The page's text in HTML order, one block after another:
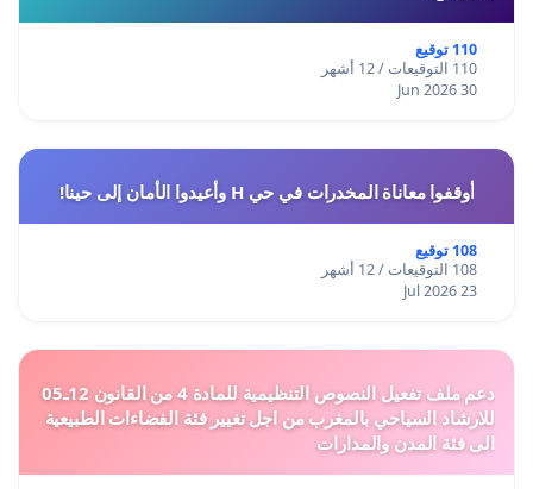
110 توقيع
110 التوقيعات / 12 أشهر
30 Jun 2026
أوقفوا معاناة المخدرات في حي H وأعيدوا الأمان إلى حينا!
108 توقيع
108 التوقيعات / 12 أشهر
23 Jul 2026
دعم ملف تفعيل النصوص التنظيمية للمادة 4 من القانون 12ـ05
للارشاد السياحي بالمغرب من اجل تغيير فئة الفضاءات الطبيعية
الى فئة المدن والمدارات